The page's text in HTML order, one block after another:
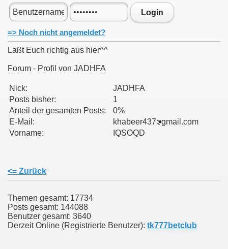
Login
=> Noch nicht angemeldet?
Laßt Euch richtig aus hier^^
Forum - Profil von JADHFA
Nick:
JADHFA
Posts bisher:
1
Anteil der gesamten Posts:
0%
E-Mail:
khabeer437
gmail.com
Vorname:
IQSOQD
<= Zurück
Themen gesamt: 17734
Posts gesamt: 144088
Benutzer gesamt: 3640
Derzeit Online (Registrierte Benutzer): tk777betclub